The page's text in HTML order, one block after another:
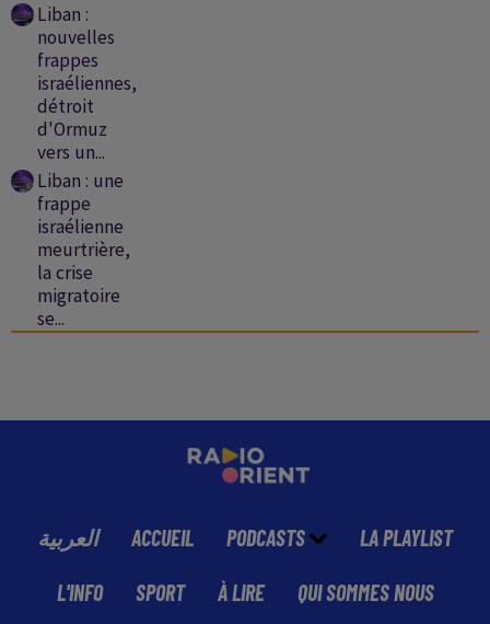
Liban :
nouvelles
frappes
israéliennes,
détroit
d'Ormuz
vers un...
Liban : une
frappe
israélienne
meurtrière,
la crise
migratoire
se...
العربية ACCUEIL PODCASTS LA PLAYLIST
L'INFO SPORT À LIRE QUI SOMMES NOUS